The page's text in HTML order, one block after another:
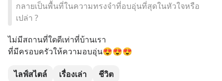
กลายเป็นพื้นที่ในความทรงจำที่อบอุ่นที่สุดในหัวใจหรือ
เปล่า ?
ไม่มีสถานที่ใดดีเท่าที่บ้านเรา
ที่มีครอบครัวให้ความอบอุ่น😍😍😍
ไลฟ์สไตล์ เรื่องเล่า ชีวิต